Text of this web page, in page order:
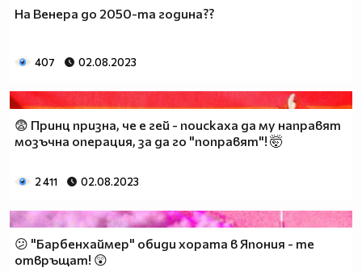
На Венера до 2050-та година??
407 02.08.2023
😨 Принц призна, че е гей - поискаха да му направят
мозъчна операция, за да го "поправят"! 🤯
2 411 02.08.2023
😕 "Барбенхаймер" обиди хората в Япония - те
отвръщат! 😲